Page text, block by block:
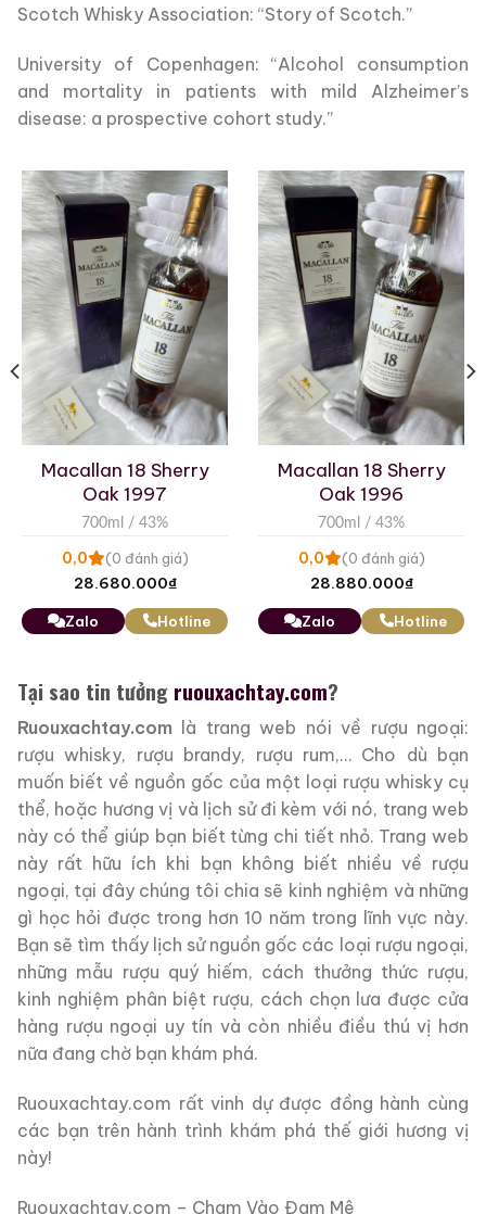
Scotch Whisky Association: “Story of Scotch.”
University of Copenhagen: “Alcohol consumption
and mortality in patients with mild Alzheimer’s
disease: a prospective cohort study.”
Macallan 18 Sherry
Oak 1997
700ml / 43%
0,0 (0 đánh giá)
28.680.000₫
Zalo Hotline
Macallan 18 Sherry
Oak 1996
700ml / 43%
0,0 (0 đánh giá)
28.880.000₫
Zalo Hotline
Tại sao tin tưởng ruouxachtay.com?
Ruouxachtay.com là trang web nói về rượu ngoại:
rượu whisky, rượu brandy, rượu rum,… Cho dù bạn
muốn biết về nguồn gốc của một loại rượu whisky cụ
thể, hoặc hương vị và lịch sử đi kèm với nó, trang web
này có thể giúp bạn biết từng chi tiết nhỏ. Trang web
này rất hữu ích khi bạn không biết nhiều về rượu
ngoại, tại đây chúng tôi chia sẽ kinh nghiệm và những
gì học hỏi được trong hơn 10 năm trong lĩnh vực này.
Bạn sẽ tìm thấy lịch sử nguồn gốc các loại rượu ngoại,
những mẫu rượu quý hiếm, cách thưởng thức rượu,
kinh nghiệm phân biệt rượu, cách chọn lưa được cửa
hàng rượu ngoại uy tín và còn nhiều điều thú vị hơn
nữa đang chờ bạn khám phá.
Ruouxachtay.com rất vinh dự được đồng hành cùng
các bạn trên hành trình khám phá thế giới hương vị
này!
Ruouxachtay.com – Cham Vào Đam Mê